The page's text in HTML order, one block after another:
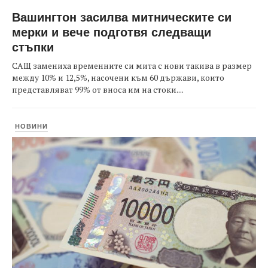
Вашингтон засилва митническите си
мерки и вече подготвя следващи
стъпки
САЩ замениха временните си мита с нови такива в размер
между 10% и 12,5%, насочени към 60 държави, които
представляват 99% от вноса им на стоки....
НОВИНИ